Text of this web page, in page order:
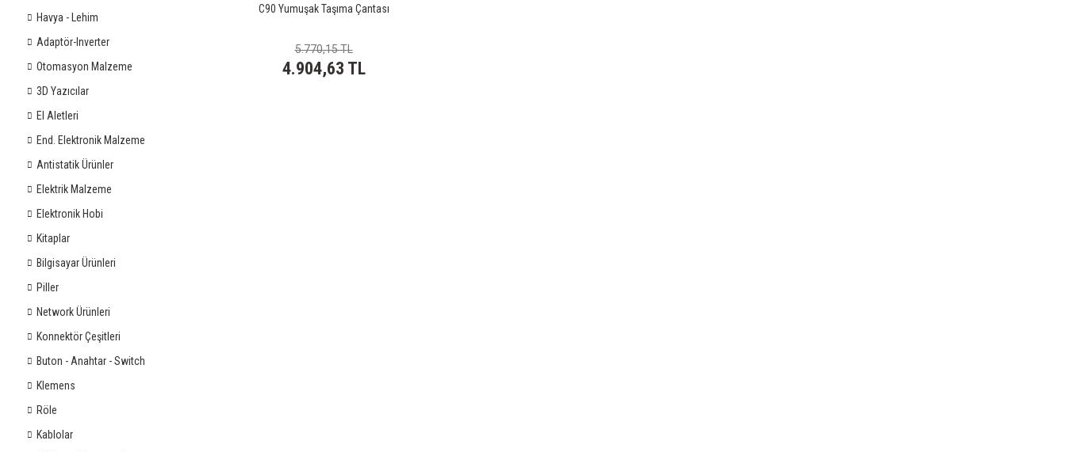
Havya - Lehim
Adaptör-Inverter
Otomasyon Malzeme
3D Yazıcılar
El Aletleri
End. Elektronik Malzeme
Antistatik Ürünler
Elektrik Malzeme
Elektronik Hobi
Kitaplar
Bilgisayar Ürünleri
Piller
Network Ürünleri
Konnektör Çeşitleri
Buton - Anahtar - Switch
Klemens
Röle
Kablolar
C90 Yumuşak Taşıma Çantası
5.770,15 TL
4.904,63 TL